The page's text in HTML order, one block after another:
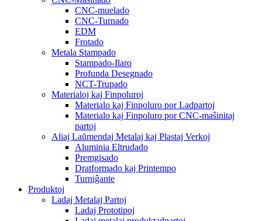
CNC-muelado
CNC-Turnado
EDM
Frotado
Metala Stampado
Stampado-Ilaro
Profunda Desegnado
NCT-Trupado
Materialoj kaj Finpoluroj
Materialo kaj Finpoluro por Ladpartoj
Materialo kaj Finpoluro por CNC-maŝinitaj
partoj
Aliaj Laŭmendaj Metalaj kaj Plastaj Verkoj
Aluminia Eltrudado
Premgisado
Dratformado kaj Printempo
Turniĝante
Produktoj
Ladaj Metalaj Partoj
Ladaj Prototipoj